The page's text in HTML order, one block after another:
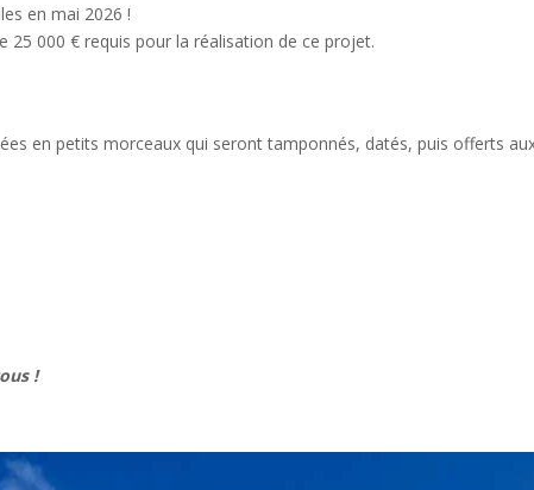
en mai 2026 !
000 € requis pour la réalisation de ce projet.
en petits morceaux qui seront tamponnés, datés, puis offerts
!